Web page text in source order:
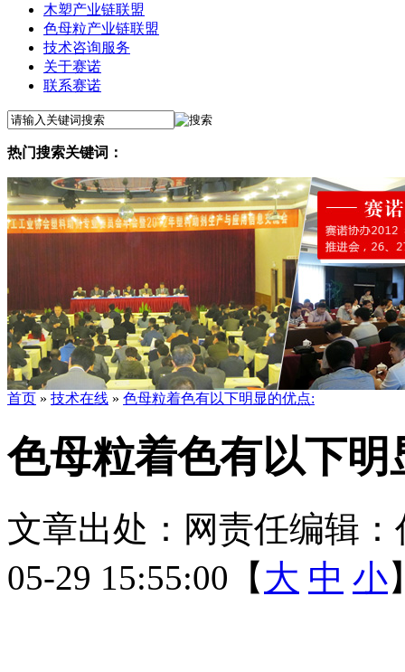
木塑产业链联盟
色母粒产业链联盟
技术咨询服务
关于赛诺
联系赛诺
热门搜索关键词：
首页 » 技术在线 » 色母粒着色有以下明显的优点:
色母粒着色有以下明
文章出处： 网责任编辑：
05-29 15:55:00【 大 中 小